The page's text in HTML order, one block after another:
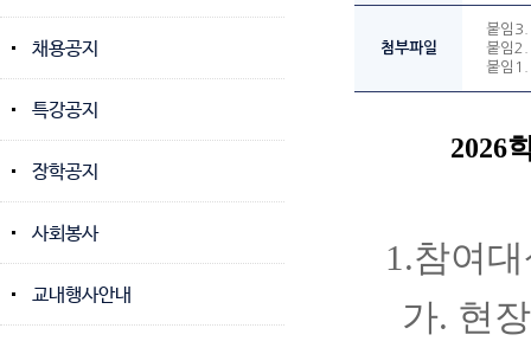
채용공지
특강공지
장학공지
사회봉사
교내행사안내
첨부파일
붙임
붙임
붙임
2026
1.참여
가. 현